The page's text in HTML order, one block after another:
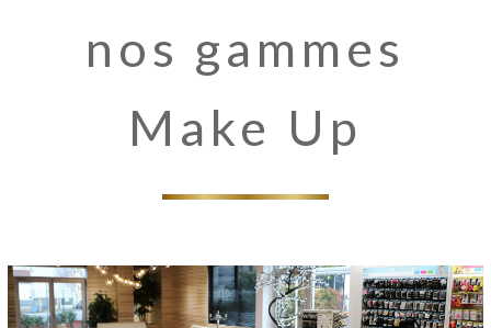
nos gammes
Make Up